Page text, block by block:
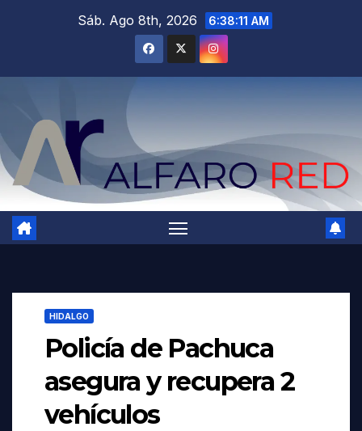
Sáb. Ago 8th, 2026 6:38:12 AM
HIDALGO
Policía de Pachuca
asegura y recupera 2
vehículos